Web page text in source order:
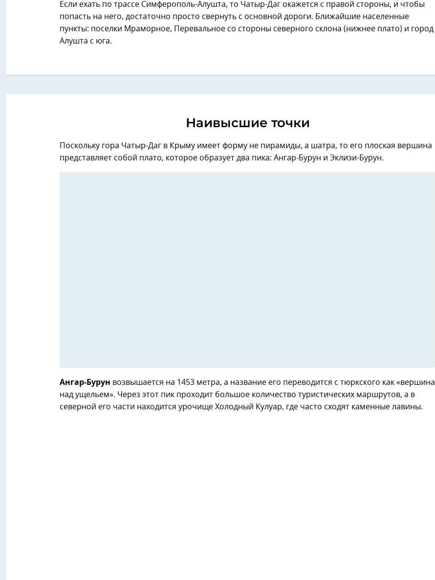
Если ехать по трассе Симферополь-Алушта, то Чатыр-Даг окажется с правой стороны, и чтобы
попасть на него, достаточно просто свернуть с основной дороги. Ближайшие населенные
пункты: поселки Мраморное, Перевальное со стороны северного склона (нижнее плато) и город
Алушта с юга.
Наивысшие точки
Поскольку гора Чатыр-Даг в Крыму имеет форму не пирамиды, а шатра, то его плоская вершина
представляет собой плато, которое образует два пика: Ангар-Бурун и Эклизи-Бурун.
Ангар-Бурун возвышается на 1453 метра, а название его переводится с тюркского как «вершина
над ущельем». Через этот пик проходит большое количество туристических маршрутов, а в
северной его части находится урочище Холодный Кулуар, где часто сходят каменные лавины.